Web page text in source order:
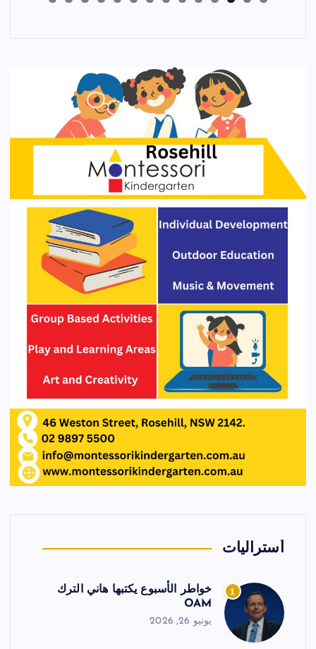
أستراليات
1
خواطر الأسبوع يكتبها هاني الترك
OAM
يونيو 26, 2026